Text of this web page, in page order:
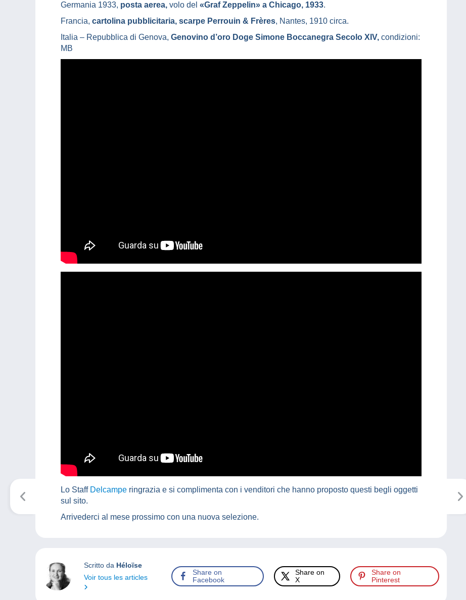
Germania 1933, posta aerea, volo del «Graf Zeppelin» a Chicago, 1933.
Francia, cartolina pubblicitaria, scarpe Perrouin & Frères, Nantes, 1910 circa.
Italia – Repubblica di Genova, Genovino d’oro Doge Simone Boccanegra Secolo XIV, condizioni:
MB
Lo Staff Delcampe ringrazia e si complimenta con i venditori che hanno proposto questi begli oggetti
sul sito.
Arrivederci al mese prossimo con una nuova selezione.
Scritto da Héloïse
Voir tous les articles
Share on
Facebook
Share on
X
Share on
Pinterest